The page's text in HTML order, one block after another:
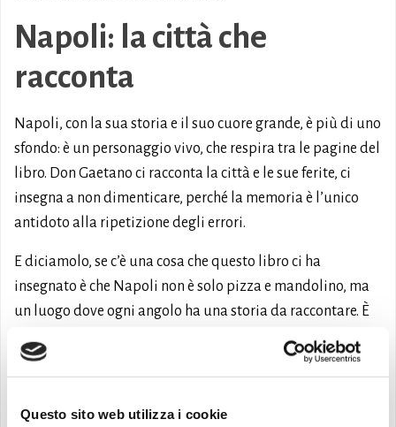
Questo sito web utilizza i cookie
Napoli: la città che
racconta
Napoli, con la sua storia e il suo cuore grande, è più di uno
sfondo: è un personaggio vivo, che respira tra le pagine del
libro. Don Gaetano ci racconta la città e le sue ferite, ci
insegna a non dimenticare, perché la memoria è l’unico
antidoto alla ripetizione degli errori.
E diciamolo, se c’è una cosa che questo libro ci ha
insegnato è che Napoli non è solo pizza e mandolino, ma
un luogo dove ogni angolo ha una storia da raccontare. È
questo libro con l’estratto iniziale.
Il giorno prima della